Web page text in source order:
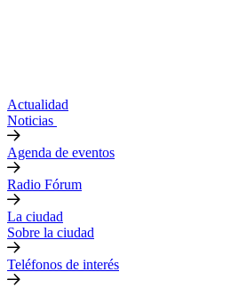
Actualidad
Noticias
Agenda de eventos
Radio Fórum
La ciudad
Sobre la ciudad
Teléfonos de interés